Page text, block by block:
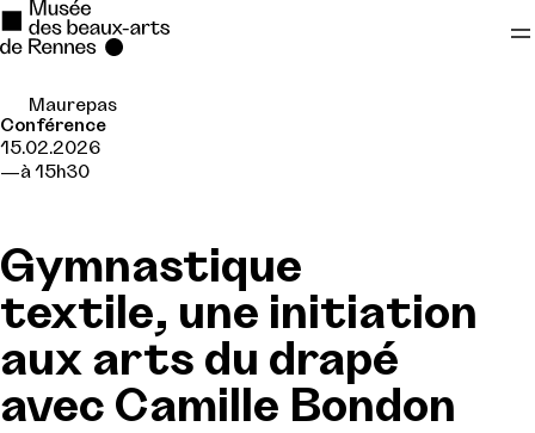
Se rendre au
Contenu principal
Maurepas
Conférence
15.02.2026
à 15h30
Gymnastique
textile, une initiation
aux arts du drapé
avec Camille Bondon